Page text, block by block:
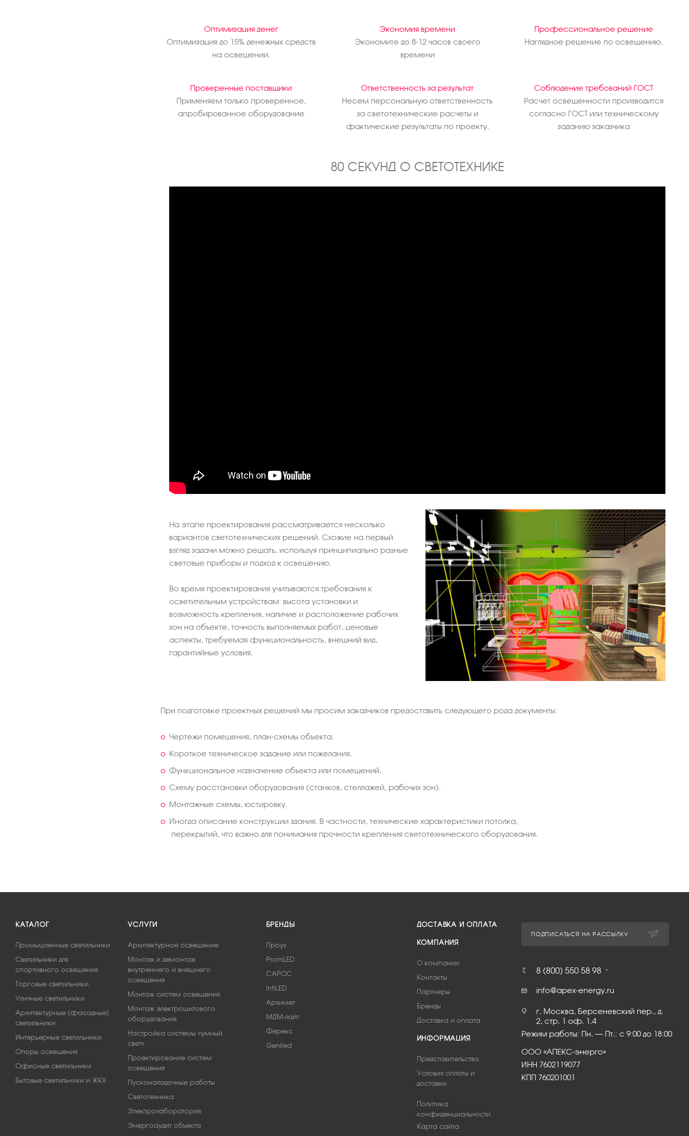
Оптимизация денег
Оптимизация до 15% денежных средств
на освещении.
Экономия времени
Экономите до 8-12 часов своего
времени
Профессиональное решение
Наглядное решение по освещению.
Проверенные поставщики
Применяем только проверенное,
апробированное оборудование
Ответственность за результат
Несем персональную ответственность
за светотехнические расчеты и
фактические результаты по проекту.
Соблюдение требований ГОСТ
Расчет освещенности производится
согласно ГОСТ или техническому
заданию заказчика
80 СЕКУНД О СВЕТОТЕХНИКЕ
На этапе проектирования рассматривается несколько
вариантов светотехнических решений. Схожие на первый
взгляд задачи можно решать, используя принципиально разные
световые приборы и подход к освещению.
Во время проектирования учитываются требования к
осветительным устройствам: высота установки и
возможность крепления, наличие и расположение рабочих
зон на объекте, точность выполняемых работ, ценовые
аспекты, требуемая функциональность, внешний вид,
гарантийные условия.
При подготовке проектных решений мы просим заказчиков предоставить следующего рода документы:
Чертежи помещения, план-схемы объекта.
Короткое техническое задание или пожелания.
Функциональное назначение объекта или помещений.
Схему расстановки оборудования (станков, стеллажей, рабочих зон).
Монтажные схемы, юстировку.
Иногда описание конструкции здания. В частности, технические характеристики потолка,
перекрытий, что важно для понимания прочности крепления светотехнического оборудования.
КАТАЛОГ
Промышленные светильники
Светильники для
спортивного освещения
Торговые светильники
Уличные светильники
Архитектурные (фасадные)
светильники
Интерьерные светильники
Опоры освещения
Офисные светильники
Бытовые светильники и ЖКХ
УСЛУГИ
Архитектурное освещение
Монтаж и демонтаж
внутреннего и внешнего
освещения
Монтаж систем освещения
Монтаж электрощитового
оборудования
Настройка системы «умный
свет»
Проектирование систем
освещения
Пусконаладочные работы
Светотехника
Электролаборатория
Энергоаудит объекта
БРЕНДЫ
Проуз
PromLED
САРОС
IntiLED
Архимет
МДМ-лайт
Ферекс
Geniled
ДОСТАВКА И ОПЛАТА
КОМПАНИЯ
О компании
Контакты
Партнеры
Бренды
Доставка и оплата
ИНФОРМАЦИЯ
Представительства
Условия оплаты и
доставки
Политика
конфиденциальности
Карта сайта
ПОДПИСАТЬСЯ НА РАССЫЛКУ
8 (800) 550 58 98
info@apex-energy.ru
г. Москва, Берсеневский пер., д.
2, стр. 1 оф. 1.4
Режим работы: Пн. – Пт.: с 9:00 до 18:00
ООО «АПЕКС-энерго»
ИНН 7602119077
КПП 760201001